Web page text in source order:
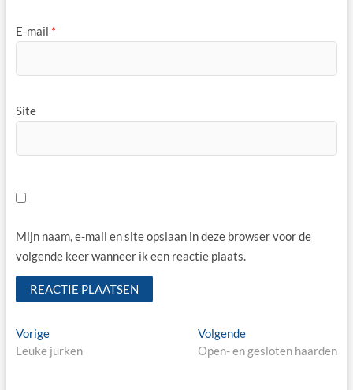
E-mail *
Site
Mijn naam, e-mail en site opslaan in deze browser voor de
volgende keer wanneer ik een reactie plaats.
Bericht
navigatie
VorigeVorige
bericht:
Leuke jurken
VolgendeVolgende
bericht:
Open- en gesloten haarden